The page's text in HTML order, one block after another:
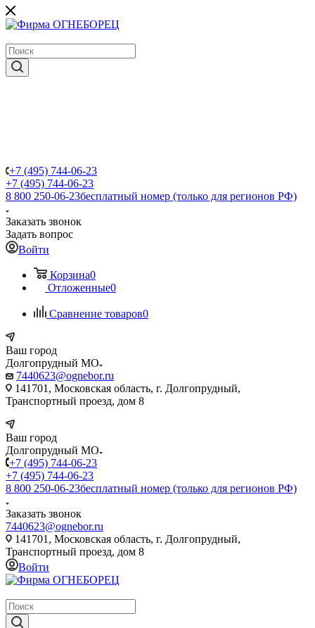
+7 (495) 744-06-23
+7 (495) 744-06-23
8 800 250-06-23бесплатный номер (только для регионов РФ)
Заказать звонок
Задать вопрос
Войти
Корзина0
Отложенные0
Сравнение товаров0
Ваш город
Долгопрудный МО
7440623@ognebor.ru
141701, Московская область, г. Долгопрудный,
Транспортный проезд, дом 8
Ваш город
Долгопрудный МО
+7 (495) 744-06-23
+7 (495) 744-06-23
8 800 250-06-23бесплатный номер (только для регионов РФ)
Заказать звонок
7440623@ognebor.ru
141701, Московская область, г. Долгопрудный,
Транспортный проезд, дом 8
Войти